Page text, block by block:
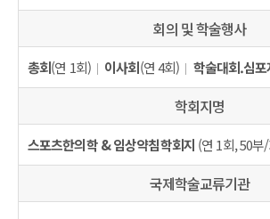
회의 및 학술행사
총회(연 1회) 이사회(연 4회) 학술대회.심
학회지명
스포츠한의학 & 임상약침학회지 (연 1회, 50부
국제학술교류기관